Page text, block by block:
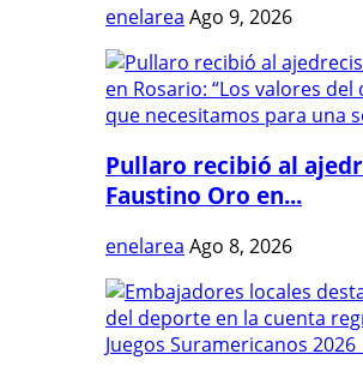
enelarea Ago 9, 2026
Pullaro recibió al
Faustino Oro en...
enelarea Ago 8, 2026